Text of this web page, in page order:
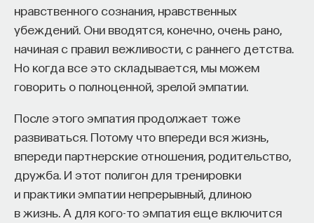
нравственного сознания, нравственных
убеждений. Они вводятся, конечно, очень рано,
начиная с правил вежливости, с раннего детства.
Но когда все это складывается, мы можем
говорить о полноценной, зрелой эмпатии.
После этого эмпатия продолжает тоже
развиваться. Потому что впереди вся жизнь,
впереди партнерские отношения, родительство,
дружба. И этот полигон для тренировки
и практики эмпатии непрерывный, длиною
в жизнь. А для кого-то эмпатия еще включится